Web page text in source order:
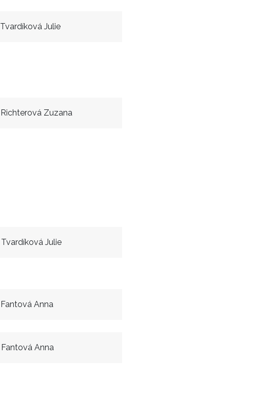
Tvardíková Julie
Richterová Zuzana
Tvardíková Julie
Fantová Anna
Fantová Anna